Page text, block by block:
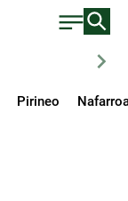
chevron_right
Pirineo